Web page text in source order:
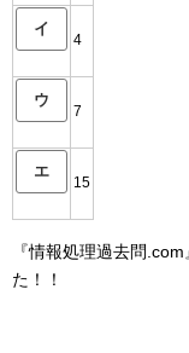
イ
4
ウ
7
エ
15
『情報処理過去問
た！！